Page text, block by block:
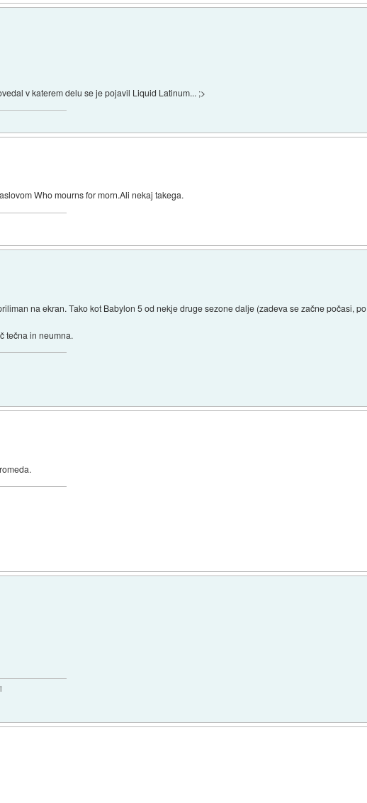
v katerem delu se je pojavil Liquid Latinum... ;>
Who mourns for morn.Ali nekaj takega.
na ekran. Tako kot Babylon 5 od nekje druge sezone dalje (zadeva se začne počasi, po
tečna in neumna.